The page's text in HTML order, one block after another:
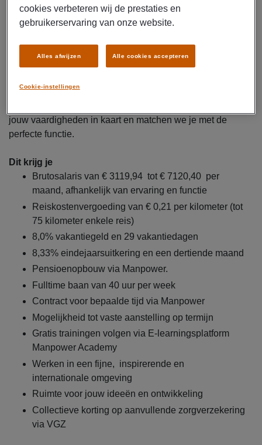
onderhoudsplannen optimaliseren
🔹Planning & coördinatie– Onderhoudsplannen en
We bekijken samen waar jouw talenten het beste tot hun
jouw vaardigheden in kaart en matchen we je met de
perfecte functie.
Dit krijg je
Brutosalaris van € 3119,94 tot € 7120,40 per
maand, afhankelijk van ervaring en functie
Reiskostenvergoeding van € 0,21 per kilometer (tot
75 kilometer enkele reis)
8,0% vakantiegeld en 29 vakantiedagen
8,33% eindejaarsuitkering en een dertiende maand
Pensioenopbouw via Manpower.
Fulltime baan van 40 uur per week
Contract voor bepaalde tijd via Manpower
Mogelijkheid tot vaste aanstelling op termijn
Gratis trainingen volgen via E-learningsplatform
Manpower Academy
Werken in een fijne, inspirerende en
internationale omgeving
Ruimte voor jouw ideeën en ontwikkeling
Collectieve korting op aanvullende zorgverzekering
via VGZ
cookies verbeteren wij de prestaties en
gebruikerservaring van onze website.
Cookie-instellingen
Alles afwijzen Alle cookies accepteren